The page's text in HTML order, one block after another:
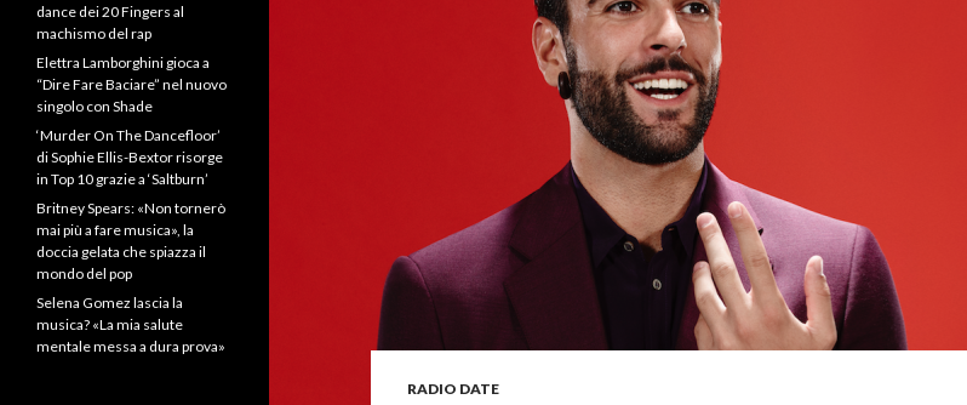
RADIO DATE
dance dei 20 Fingers al
machismo del rap
Elettra Lamborghini gioca a
“Dire Fare Baciare” nel nuovo
singolo con Shade
‘Murder On The Dancefloor’
di Sophie Ellis-Bextor risorge
in Top 10 grazie a ‘Saltburn’
Britney Spears: «Non tornerò
mai più a fare musica», la
doccia gelata che spiazza il
mondo del pop
Selena Gomez lascia la
musica? «La mia salute
mentale messa a dura prova»